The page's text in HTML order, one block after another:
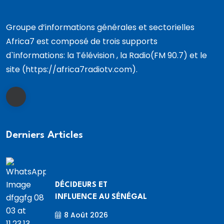
Groupe d’informations générales et sectorielles
Africa7 est composé de trois supports
d`informations: la Télévision , la Radio(FM 90.7) et le
site (https://africa7radiotv.com).
Derniers Articles
DÉCIDEURS ET
INFLUENCE AU SÉNÉGAL
8 Août 2026